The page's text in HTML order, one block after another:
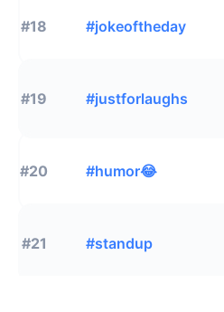
#18 #jokeoftheday
#19 #justforlaughs
#20 #humor😂
#21 #standup